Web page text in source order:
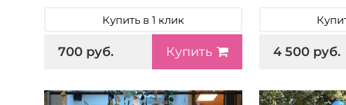
Купить в 1 клик
700 руб. Купить 4 500 руб.